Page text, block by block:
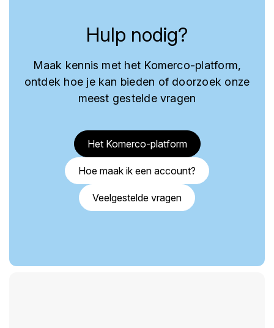
Hulp nodig?
Maak kennis met het Komerco-platform,
ontdek hoe je kan bieden of doorzoek onze
meest gestelde vragen
Het Komerco-platform
Hoe maak ik een account?
Veelgestelde vragen